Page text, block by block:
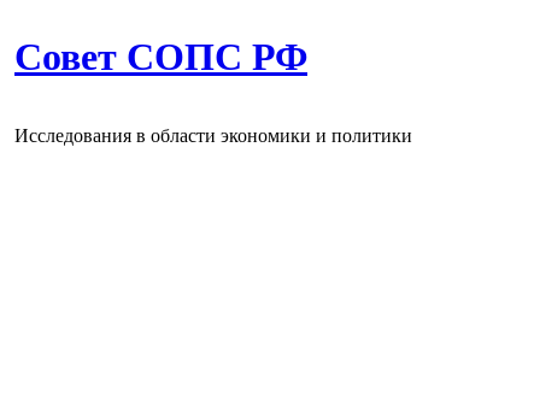
Совет СОПС РФ
Исследования в области экономики и политики